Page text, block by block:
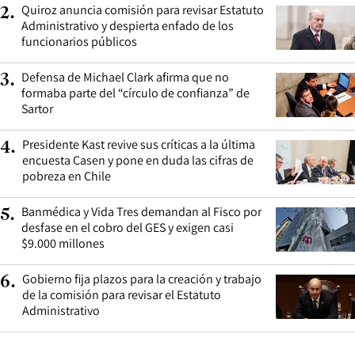
2. Quiroz anuncia comisión para revisar Estatuto
Administrativo y despierta enfado de los
funcionarios públicos
3. Defensa de Michael Clark afirma que no
formaba parte del “círculo de confianza” de
Sartor
4. Presidente Kast revive sus críticas a la última
encuesta Casen y pone en duda las cifras de
pobreza en Chile
5. Banmédica y Vida Tres demandan al Fisco por
desfase en el cobro del GES y exigen casi
$9.000 millones
6. Gobierno fija plazos para la creación y trabajo
de la comisión para revisar el Estatuto
Administrativo